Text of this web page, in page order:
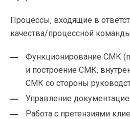
Процессы, входящие в
качества/процессной
Функционирование СМК
и построение СМК,
СМК со стороны
Управление
Работа с претензиями